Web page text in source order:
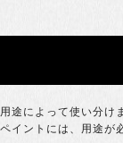
用途によって使い分け
ペイントには、用途が